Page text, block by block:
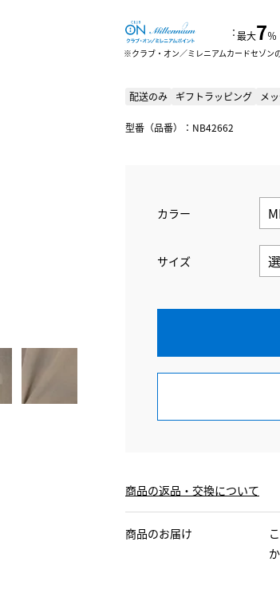
：最大7％
クラブ・オン／ミレニアムカードセゾン
配送のみ ギフトラッピング メ
型番（品番）：NB42662
カラー
サイズ
商品の返品・交換について
商品のお届け